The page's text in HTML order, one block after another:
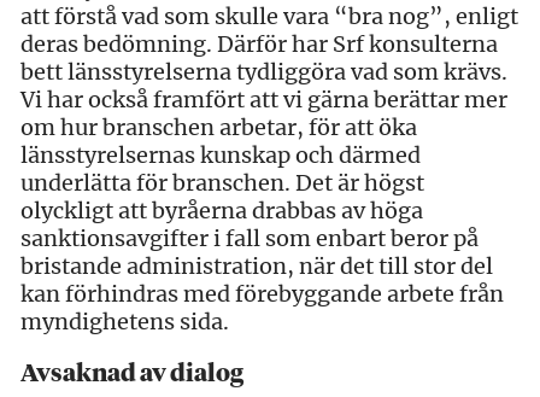
att förstå vad som skulle vara “bra nog”, enligt
deras bedömning. Därför har Srf konsulterna
bett länsstyrelserna tydliggöra vad som krävs.
Vi har också framfört att vi gärna berättar mer
om hur branschen arbetar, för att öka
länsstyrelsernas kunskap och därmed
underlätta för branschen. Det är högst
olyckligt att byråerna drabbas av höga
sanktionsavgifter i fall som enbart beror på
bristande administration, när det till stor del
kan förhindras med förebyggande arbete från
myndighetens sida.
Avsaknad av dialog